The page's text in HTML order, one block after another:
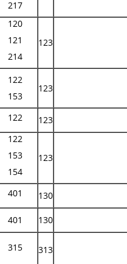
217
120
121
214
123
122
153
123
122 123
122
153
154
123
401
130
401
130
315 313